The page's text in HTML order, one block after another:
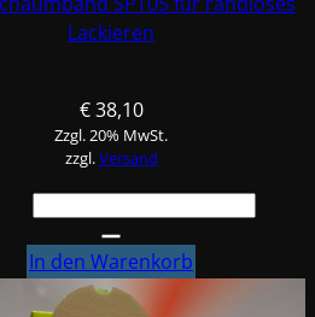
Lackieren
€38,10
Zzgl. 20% MwSt.
zzgl.Versand
FINIXA
Schaumband
SPT05
In den Warenkorb